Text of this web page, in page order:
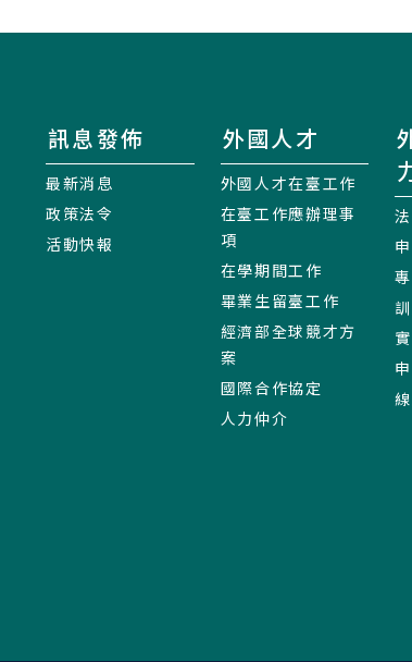
訊息發佈
最新消息
政策法令
活動快報
外國人才
外國人才在臺工作
在臺工作應辦理事
項
在學期間工作
畢業生留臺工作
經濟部全球競才方
案
國際合作協定
人力仲介